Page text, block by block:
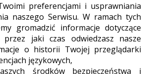
preferencjami i usprawniania
naszego Serwisu. W ramach tych
gromadzić informacje dotyczące
jaki czas odwiedzasz nasze
o historii Twojej przeglądarki
językowych,
środków bezpieczeństwa i